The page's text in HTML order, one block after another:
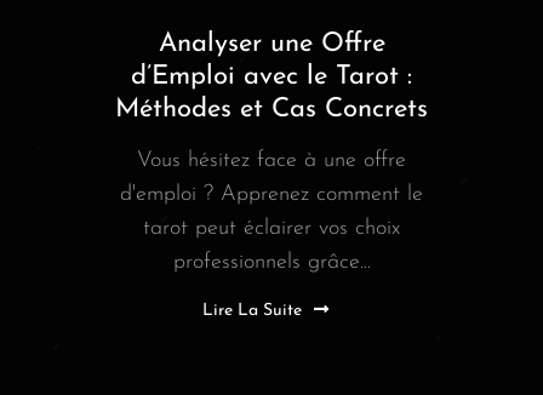
Analyser une Offre
d’Emploi avec le Tarot :
Méthodes et Cas Concrets
Vous hésitez face à une offre
d'emploi ? Apprenez comment le
tarot peut éclairer vos choix
professionnels grâce...
Lire La Suite